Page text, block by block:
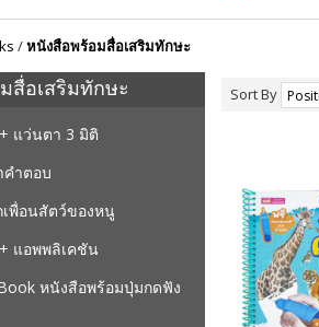
/หนังสือพร้อมสื่อเสริมทักษะ
สื่อเสริมทักษะ
แว่นตา 3 มิติ
ำตอบ
พื่อนสัตว์ของหนู
แอพพลิเคชัน
หนังสือพร้อมปุ่มกดฟัง
Sort By